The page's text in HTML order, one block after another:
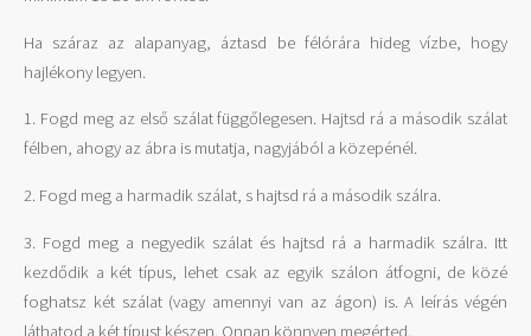
Ha száraz az alapanyag, áztasd be félórára hideg vízbe, hogy
hajlékony legyen.
1. Fogd meg az első szálat függőlegesen. Hajtsd rá a második szálat
félben, ahogy az ábra is mutatja, nagyjából a közepénél.
2. Fogd meg a harmadik szálat, s hajtsd rá a második szálra.
3. Fogd meg a negyedik szálat és hajtsd rá a harmadik szálra. Itt
kezdődik a két típus, lehet csak az egyik szálon átfogni, de közé
foghatsz két szálat (vagy amennyi van az ágon) is. A leírás végén
láthatod a két típust készen. Onnan könnyen megérted.